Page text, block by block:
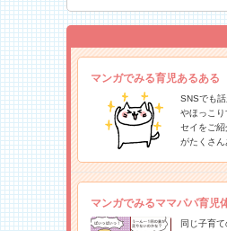
マンガでみる育児あるある
SNSでも
やほっこ
セイをご紹
がたくさん
マンガでみるママパパ育児
同じ子育